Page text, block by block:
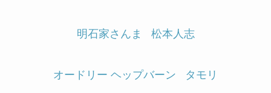
明石家さんま 松本人志
オードリー ヘップバーン タモリ